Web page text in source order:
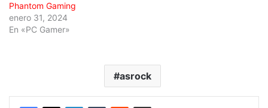
Phantom Gaming
enero 31, 2024
En «PC Gamer»
asrock